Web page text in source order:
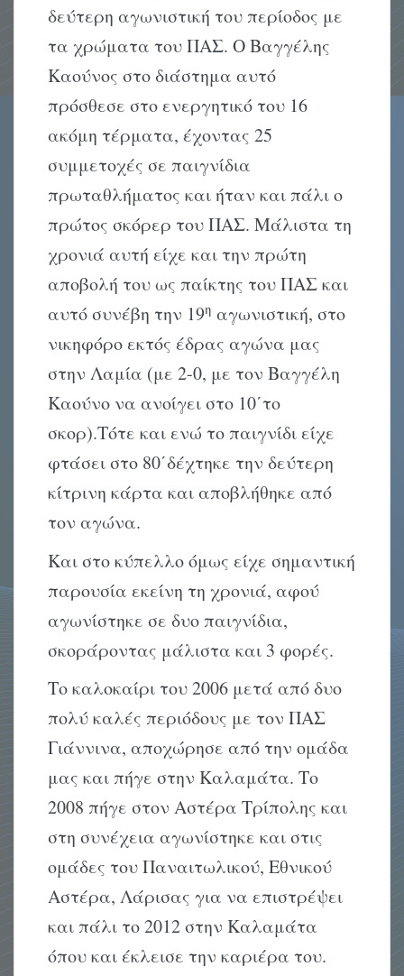
δεύτερη αγωνιστική του περίοδος με
τα χρώματα του ΠΑΣ. Ο Βαγγέλης
Καούνος στο διάστημα αυτό
πρόσθεσε στο ενεργητικό του 16
ακόμη τέρματα, έχοντας 25
συμμετοχές σε παιγνίδια
πρωταθλήματος και ήταν και πάλι ο
πρώτος σκόρερ του ΠΑΣ. Μάλιστα τη
χρονιά αυτή είχε και την πρώτη
αποβολή του ως παίκτης του ΠΑΣ και
αυτό συνέβη την 19η αγωνιστική, στο
νικηφόρο εκτός έδρας αγώνα μας
στην Λαμία (με 2-0, με τον Βαγγέλη
Καούνο να ανοίγει στο 10΄το
σκορ).Τότε και ενώ το παιγνίδι είχε
φτάσει στο 80΄δέχτηκε την δεύτερη
κίτρινη κάρτα και αποβλήθηκε από
τον αγώνα.
Και στο κύπελλο όμως είχε σημαντική
παρουσία εκείνη τη χρονιά, αφού
αγωνίστηκε σε δυο παιγνίδια,
σκοράροντας μάλιστα και 3 φορές.
Το καλοκαίρι του 2006 μετά από δυο
πολύ καλές περιόδους με τον ΠΑΣ
Γιάννινα, αποχώρησε από την ομάδα
μας και πήγε στην Καλαμάτα. Το
2008 πήγε στον Αστέρα Τρίπολης και
στη συνέχεια αγωνίστηκε και στις
ομάδες του Παναιτωλικού, Εθνικού
Αστέρα, Λάρισας για να επιστρέψει
και πάλι το 2012 στην Καλαμάτα
όπου και έκλεισε την καριέρα του.